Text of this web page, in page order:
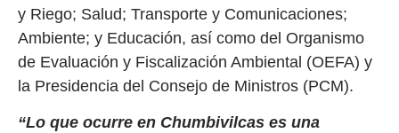
y Riego; Salud; Transporte y Comunicaciones;
Ambiente; y Educación, así como del Organismo
de Evaluación y Fiscalización Ambiental (OEFA) y
la Presidencia del Consejo de Ministros (PCM).
“Lo que ocurre en Chumbivilcas es una